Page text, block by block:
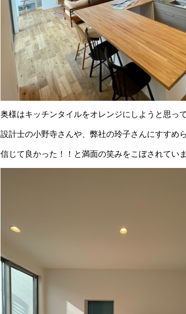
奥様はキッチンタイルをオレンジにしようと思っ
設計士の小野寺さんや、弊社の玲子さんにすすめ
信じて良かった！！と満面の笑みをこぼされていま